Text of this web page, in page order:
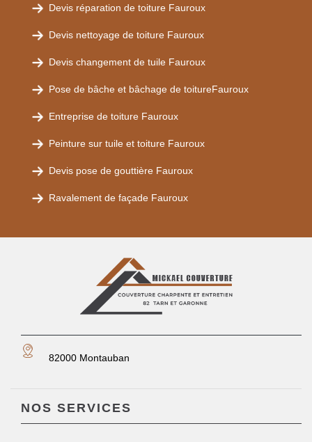
Devis réparation de toiture Fauroux
Devis nettoyage de toiture Fauroux
Devis changement de tuile Fauroux
Pose de bâche et bâchage de toitureFauroux
Entreprise de toiture Fauroux
Peinture sur tuile et toiture Fauroux
Devis pose de gouttière Fauroux
Ravalement de façade Fauroux
82000 Montauban
NOS SERVICES